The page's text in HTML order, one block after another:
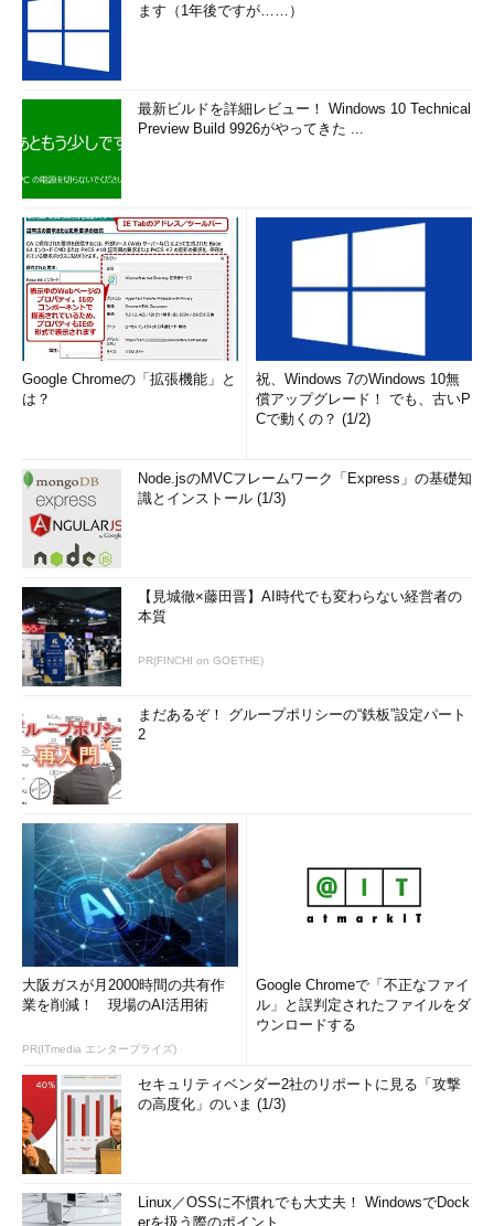
ます（1年後ですが……）
最新ビルドを詳細レビュー！ Windows 10 Technical
Preview Build 9926がやってきた ...
Google Chromeの「拡張機能」と
は？
祝、Windows 7のWindows 10無
償アップグレード！ でも、古いP
Cで動くの？ (1/2)
Node.jsのMVCフレームワーク「Express」の基礎知
識とインストール (1/3)
【見城徹×藤田晋】AI時代でも変わらない経営者の
本質
PR(FINCHI on GOETHE)
まだあるぞ！ グループポリシーの“鉄板”設定パート
2
大阪ガスが月2000時間の共有作
業を削減！ 現場のAI活用術
PR(ITmedia エンタープライズ)
Google Chromeで「不正なファイ
ル」と誤判定されたファイルをダ
ウンロードする
セキュリティベンダー2社のリポートに見る「攻撃
の高度化」のいま (1/3)
Linux／OSSに不慣れでも大丈夫！ WindowsでDock
erを扱う際のポイント